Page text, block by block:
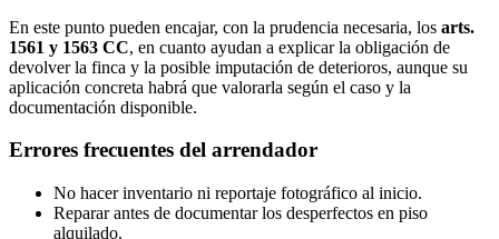
En este punto pueden encajar, con la prudencia necesaria, los arts.
1561 y 1563 CC, en cuanto ayudan a explicar la obligación de
devolver la finca y la posible imputación de deterioros, aunque su
aplicación concreta habrá que valorarla según el caso y la
documentación disponible.
Errores frecuentes del arrendador
No hacer inventario ni reportaje fotográfico al inicio.
Reparar antes de documentar los desperfectos en piso
alquilado.